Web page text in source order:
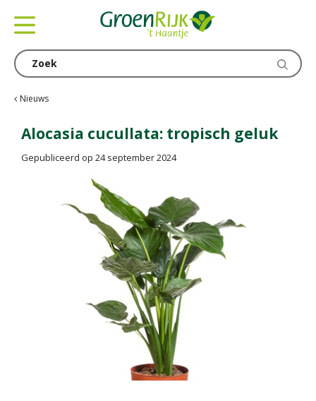
Nieuws
Alocasia cucullata: tropisch geluk
Gepubliceerd op 24 september 2024